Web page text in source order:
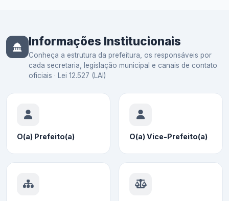
Informações Institucionais
Conheça a estrutura da prefeitura, os responsáveis por
cada secretaria, legislação municipal e canais de contato
oficiais · Lei 12.527 (LAI)
O(a) Prefeito(a) O(a) Vice-Prefeito(a)